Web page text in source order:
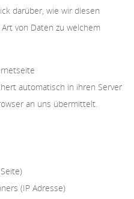
darüber, wie wir diesen
von Daten zu welchem
automatisch in ihren Server
an uns übermittelt.
(IP Adresse)